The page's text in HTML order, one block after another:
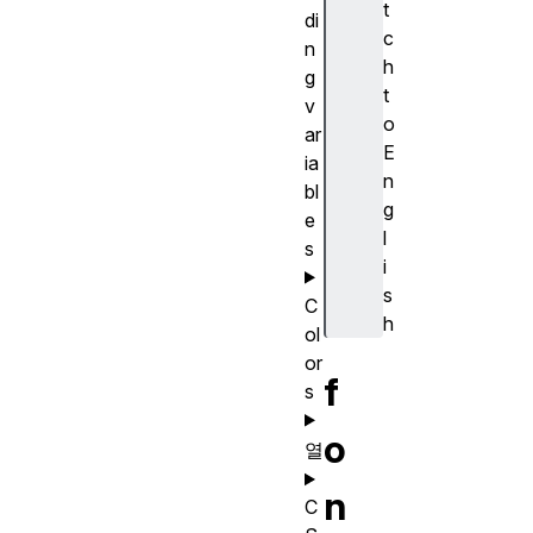
t
c
h
t
o
E
n
g
l
i
s
h
f
o
n
di
n
g
v
ar
ia
bl
e
s
C
ol
or
s
열
C